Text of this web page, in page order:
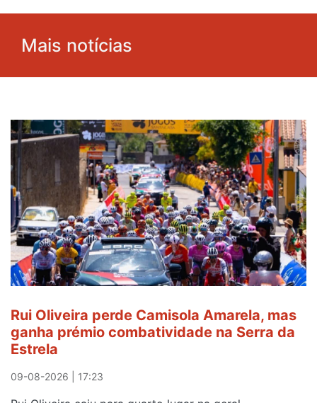
Mais notícias
Rui Oliveira perde Camisola Amarela, mas
ganha prémio combatividade na Serra da
Estrela
09-08-2026 | 17:23